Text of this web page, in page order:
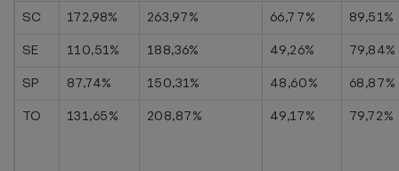
SC
172,98% 263,97% 66,77%
89,51%
SE
110,51% 188,36% 49,26%
79,84%
SP
87,74% 150,31% 48,60%
68,87%
TO
131,65% 208,87% 49,17% 79,72%